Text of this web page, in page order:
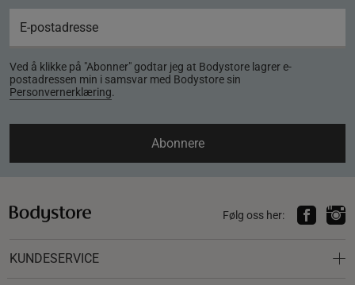
Ved å klikke på "Abonner" godtar jeg at Bodystore lagrer e-
postadressen min i samsvar med Bodystore sin
Personvernerklæring.
Abonnere
Følg oss her:
KUNDESERVICE